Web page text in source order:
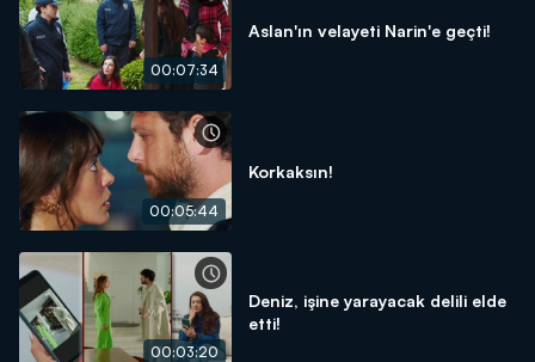
00:07:34
Aslan'ın velayeti Narin'e geçti!
00:05:44
Korkaksın!
00:03:20
Deniz, işine yarayacak delili elde
etti!